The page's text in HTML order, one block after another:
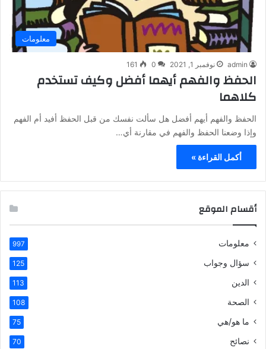
معلومات
admin نوفمبر 1, 2021 0
161
الحفظ والفهم أيهما أفضل وكيف تستخدم
كلاهما
الحفظ والفهم أيهم أفضل هل سألت نفسك من قبل الحفظ أفيد أم الفهم
وإذا وضعنا الحفظ والفهم في مقارنة أي…
أكمل القراءة »
أقسام الموقع
معلومات 997
سؤال وجواب 125
الدين 113
الصحة 108
ما هو/هي 75
نصائح 70